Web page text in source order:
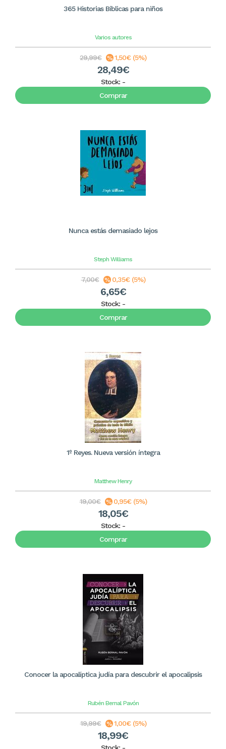
365 Historias Bíblicas para niños
Varios autores
29,99€ 1,50€ (5%)
28,49€
Stock: -
Comprar
Nunca estás demasiado lejos
Steph Williams
7,00€ 0,35€ (5%)
6,65€
Stock: -
Comprar
1º Reyes. Nueva versión íntegra
Matthew Henry
19,00€ 0,95€ (5%)
18,05€
Stock: -
Comprar
Conocer la apocalíptica judía para descubrir el apocalipsis
Rubén Bernal Pavón
19,99€ 1,00€ (5%)
18,99€